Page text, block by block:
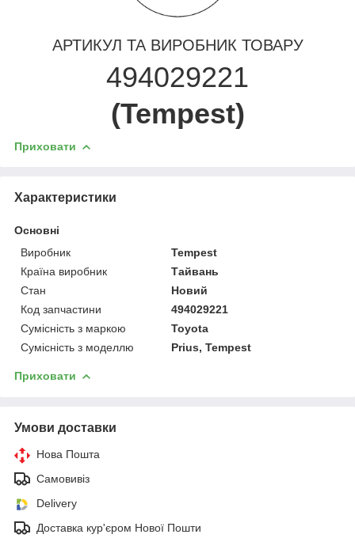
АРТИКУЛ ТА ВИРОБНИК ТОВАРУ
494029221
(Tempest)
Приховати
Характеристики
Основні
Виробник
Tempest
Країна виробник
Тайвань
Стан
Новий
Код запчастини
494029221
Сумісність з маркою
Toyota
Сумісність з моделлю
Prius, Tempest
Приховати
Умови доставки
Нова Пошта
Самовивіз
Delivery
Доставка кур'єром Нової Пошти